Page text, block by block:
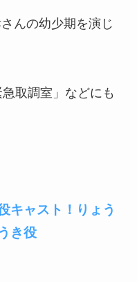
んの幼少期を演じ
取調室」などにも
キャスト！りょう
き役